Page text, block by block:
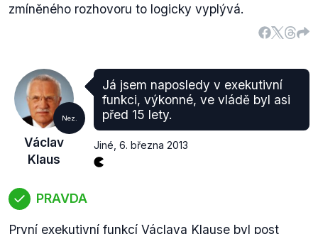
zmíněného rozhovoru to logicky vyplývá.
Nez.
Václav
Klaus
Já jsem naposledy v exekutivní
funkci, výkonné, ve vládě byl asi
před 15 lety.
Jiné 6. března 2013
PRAVDA
První exekutivní funkcí Václava Klause byl post